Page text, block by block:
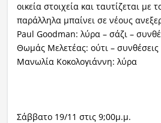
οικεία στοιχεία και ταυτίζεται με
παράλληλα μπαίνει σε νέους
Paul Goodman: λύρα – σάζι –
Θωμάς Μελετέας: ούτι – συνθέσεις
Μανωλία Κοκολογιάννη: λύρα
Σάββατο 19/11